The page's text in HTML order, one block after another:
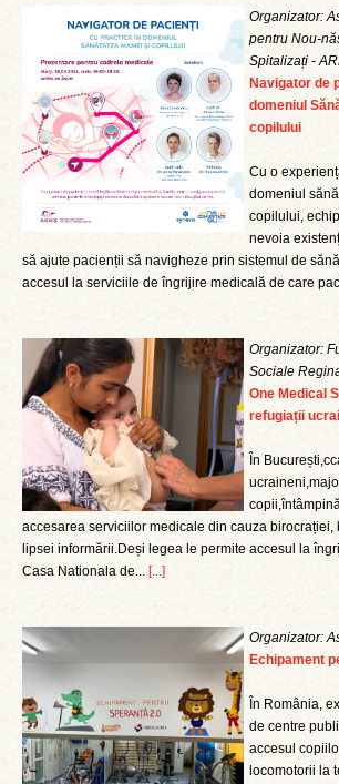
Organizator:
pentru Nou-
Spitalizați -
Navigator de
domeniul
copilului
Cu o
domeniul
copilului,
nevoia
să ajute pacienții să navigheze prin sistemul de
accesul la serviciile de îngrijire medicală de care
Organizator:
Sociale
One Medical
refugiații
În
accesarea serviciilor medicale din cauza birocrației,
lipsei informării.Deși legea le permite accesul la
Casa Nationala de... [...]
Organizator:
Echipament
În România,
de centre
accesul
locomotorii la